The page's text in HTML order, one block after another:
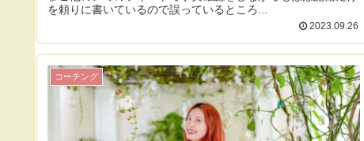
を頼りに書いているので誤っているところ...
2023.09.26
コーチング